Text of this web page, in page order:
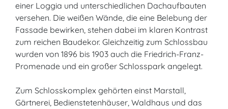
einer Loggia und unterschiedlichen Dachaufbauten
versehen. Die weißen Wände, die eine Belebung der
Fassade bewirken, stehen dabei im klaren Kontrast
zum reichen Baudekor. Gleichzeitig zum Schlossbau
wurden von 1896 bis 1903 auch die Friedrich-Franz-
Promenade und ein großer Schlosspark angelegt.
Zum Schlosskomplex gehörten einst Marstall,
Gärtnerei, Bedienstetenhäuser, Waldhaus und das